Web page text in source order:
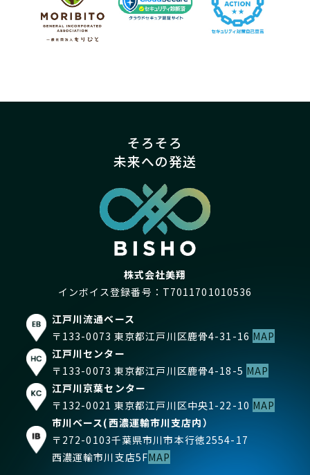
そろそろ
未来への発送
株式会社美翔
インボイス登録番号：T7011701010536
江戸川流通ベース
〒133-0073 東京都江戸川区鹿骨4-31-16 MAP
江戸川センター
〒133-0073 東京都江戸川区鹿骨4-18-5 MAP
江戸川京葉センター
〒132-0021 東京都江戸川区中央1-22-10 MAP
市川ベース(西濃運輸市川支店内）
〒272-0103千葉県市川市本行徳2554-17
西濃運輸市川支店5FMAP